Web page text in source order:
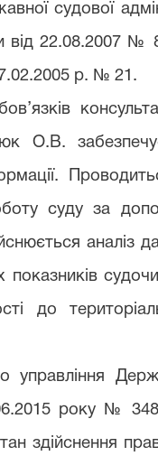
судової
від 22.08.2007 №
р. № 21.
О.В.
суду за
аналіз
показників
до
управління
року №
здійснення